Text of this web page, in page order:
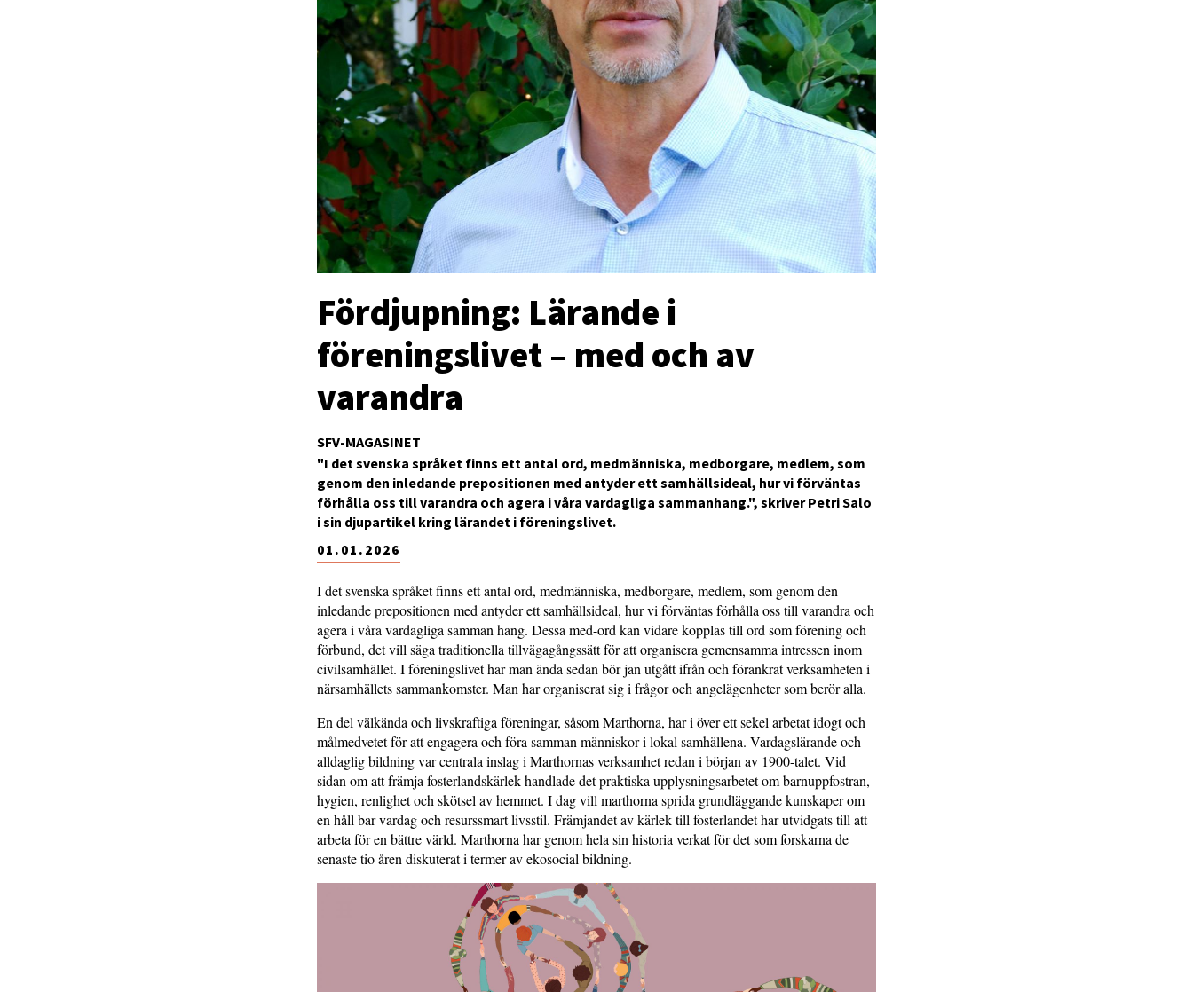
SFV-MAGASINET
Fördjupning: Lärande i
föreningslivet – med och av
varandra
01.01.2026
"I det svenska språket finns ett antal ord, medmänniska, medborgare, medlem, som
genom den inledande prepositionen med antyder ett samhällsideal, hur vi förväntas
förhålla oss till varandra och agera i våra vardagliga sammanhang.", skriver Petri Salo
i sin djupartikel kring lärandet i föreningslivet.
I det svenska språket finns ett antal ord, medmänniska, medborgare, medlem, som genom den
inledande prepositionen med antyder ett samhällsideal, hur vi förväntas förhålla oss till varandra och
agera i våra vardagliga samman hang. Dessa med-ord kan vidare kopplas till ord som förening och
förbund, det vill säga traditionella tillvägagångssätt för att organisera gemensamma intressen inom
civilsamhället. I föreningslivet har man ända sedan bör jan utgått ifrån och förankrat verksamheten i
närsamhällets sammankomster. Man har organiserat sig i frågor och angelägenheter som berör alla.
En del välkända och livskraftiga föreningar, såsom Marthorna, har i över ett sekel arbetat idogt och
målmedvetet för att engagera och föra samman människor i lokal samhällena. Vardagslärande och
alldaglig bildning var centrala inslag i Marthornas verksamhet redan i början av 1900-talet. Vid
sidan om att främja fosterlandskärlek handlade det praktiska upplysningsarbetet om barnuppfostran,
hygien, renlighet och skötsel av hemmet. I dag vill marthorna sprida grundläggande kunskaper om
en håll bar vardag och resurssmart livsstil. Främjandet av kärlek till fosterlandet har utvidgats till att
arbeta för en bättre värld. Marthorna har genom hela sin historia verkat för det som forskarna de
senaste tio åren diskuterat i termer av ekosocial bildning.